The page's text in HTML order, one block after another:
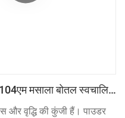
मसाला बोतल स्वचालित
प्रिंटिंग मशीन पाउडर लेपित
और वृद्धि की कुंजी हैं। पाउडर